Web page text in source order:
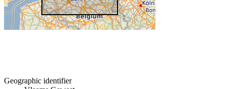
Geographic identifier